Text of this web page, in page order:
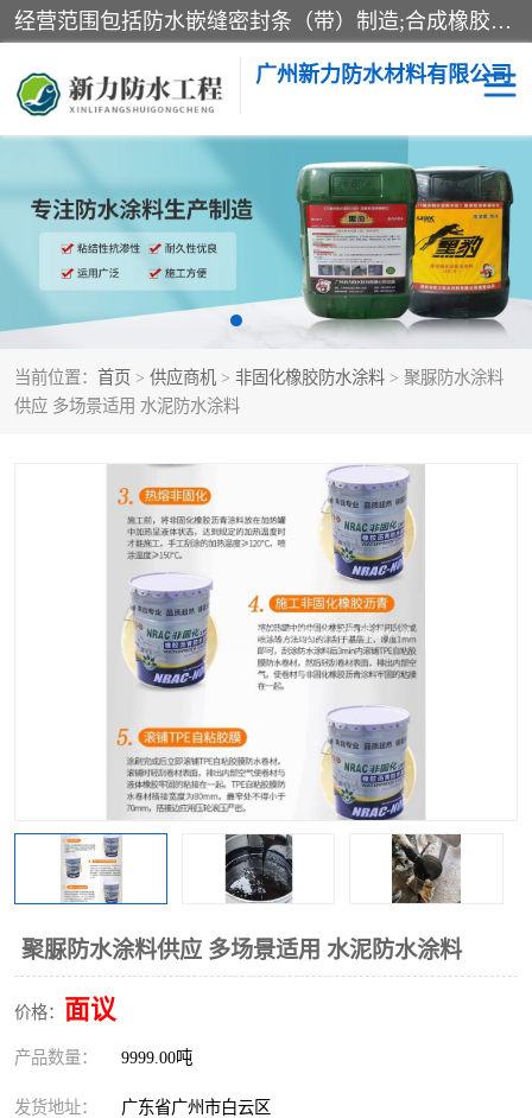
经营范围包括防水嵌缝密封条（带）制造;合成橡胶制造（监控化学品、危险化学品除外）;沥青混合物制造;防水胶粘带制造;其他合成材料制造（监控化学品、危险化学品除外）;涂料制造（监控化学品、危险化学品除外）;建筑结构防水补漏;防水建筑材料制造;粘合剂制造（监控化学品、危险化学品除外）;涂料零售;广州新力防水材料有限公司具有1处分支机构。
广州新力防水材料有限公司
当前位置： 首页 > 供应商机 > 非固化橡胶防水涂料 > 聚脲防水涂料
供应 多场景适用 水泥防水涂料
聚脲防水涂料供应 多场景适用 水泥防水涂料
价格： 面议
产品数量： 9999.00吨
发货地址： 广东省广州市白云区
黑豹防水胶 建筑108胶水
乳化沥青防水涂料 自粘卷材
非固化橡胶防水涂料